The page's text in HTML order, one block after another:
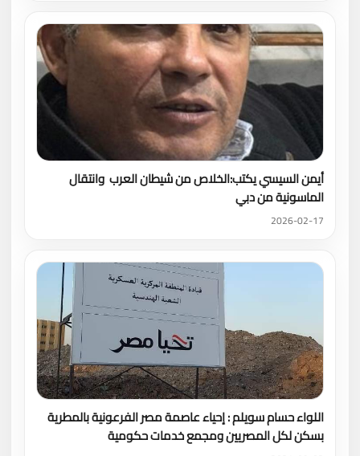
أيمن السيسي يكتب:الخلاص من شيطان العرب وانتقال
الماسونية من دبي
2026-02-17
اللواء حسام سويلم : إحياء عاصمة مصر الفرعونية بالمطرية
بسكن لكل المصريين ومجمع خدمات حكومية